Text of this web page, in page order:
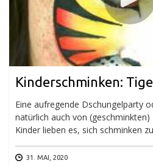
Kinderschminken:
Eine aufregende Dschungelparty
natürlich auch von
Kinder lieben es, sich schminken
31. MAI, 2020